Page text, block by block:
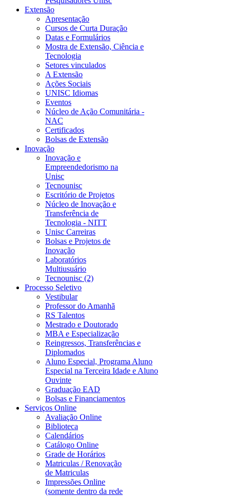
Extensão
Apresentação
Cursos de Curta Duração
Datas e Formulários
Mostra de Extensão, Ciência e
Tecnologia
Setores vinculados
A Extensão
Ações Sociais
UNISC Idiomas
Eventos
Núcleo de Ação Comunitária -
NAC
Certificados
Bolsas de Extensão
Inovação
Inovação e
Empreendedorismo na
Unisc
Tecnounisc
Escritório de Projetos
Núcleo de Inovação e
Transferência de
Tecnologia - NITT
Unisc Carreiras
Bolsas e Projetos de
Inovação
Laboratórios
Multiusuário
Tecnounisc (2)
Processo Seletivo
Vestibular
Professor do Amanhã
RS Talentos
Mestrado e Doutorado
MBA e Especialização
Reingressos, Transferências e
Diplomados
Aluno Especial, Programa Aluno
Especial na Terceira Idade e Aluno
Ouvinte
Graduação EAD
Bolsas e Financiamentos
Serviços Online
Avaliação Online
Biblioteca
Calendários
Catálogo Online
Grade de Horários
Matriculas / Renovação
de Matriculas
Impressões Online
(somente dentro da rede